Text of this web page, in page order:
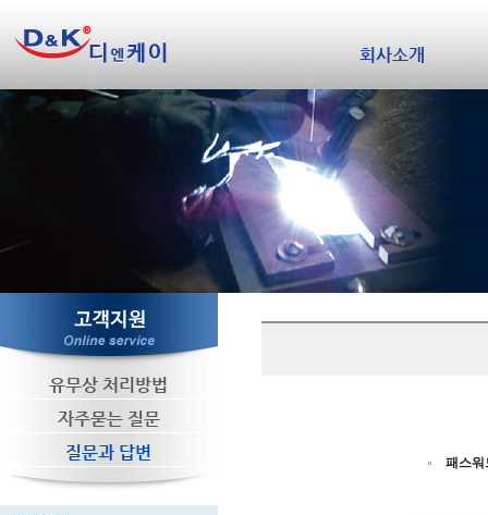
회사소개
유무상 처리방법
자주묻는 질문
질문과 답변
패스워